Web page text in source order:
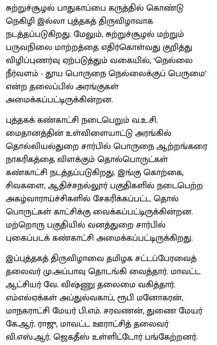
சுற்றுச்சூழல் பாதுகாப்பை கருத்தில் கொண்டு
நெகிழி இல்லா புத்தகத் திருவிழாவாக
நடத்தப்படுகிறது. மேலும், சுற்றுச்சூழல் மற்றும்
பருவநிலை மாற்றத்தை எதிர்கொள்வது குறித்து
விழிப்புணர்வு ஏற்படுத்தும் வகையில், ‘நெல்லை
நீர்வளம் - தூய பொருநை நெல்லைக்குப் பெருமை’
என்ற தலைப்பில் அரங்குகள்
அமைக்கப்பட்டிருக்கின்றன.
புத்தகக் கண்காட்சி நடைபெறும் வ.உ.சி.
மைதானத்தின் உள்விளையாட்டு அரங்கில்
தொல்லியல்துறை சார்பில் பொருநை ஆற்றங்கரை
நாகரிகத்தை விளக்கும் தொல்பொருட்கள்
கண்காட்சி நடத்தப்படுகிறது. இங்கு கொற்கை,
சிவகளை, ஆதிச்சநல்லூர் பகுதிகளில் நடைபெற்ற
அகழ்வாராய்ச்சிகளில் சேகரிக்கப்பட்ட தொல்
பொருட்கள் காட்சிக்கு வைக்கப்பட்டிருக்கின்றன.
மற்றொரு பகுதியில் வனத்துறை சார்பில்
புகைப்படக் கண்காட்சி அமைக்கப்பட்டிருக்கிறது.
இப்புத்தகத் திருவிழாவை தமிழக சட்டப்பேரவைத்
தலைவர் மு.அப்பாவு தொடங்கி வைத்தார். மாவட்ட
ஆட்சியர் வே. விஷ்ணு தலைமை வகித்தார்.
எம்எல்ஏக்கள் அப்துல்வகாப், ரூபி மனோகரன்,
மாநகராட்சி மேயர் பி.எம். சரவணன், துணை மேயர்
கே.ஆர். ராஜு, மாவட்ட ஊராட்சித் தலைவர்
வி.எஸ்.ஆர். ஜெகதீஸ் உள்ளிட்டோர் பங்கேற்றனர்.